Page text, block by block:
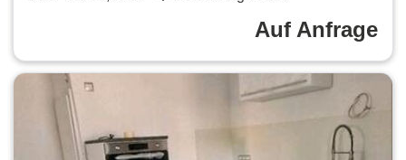
Auf Anfrage